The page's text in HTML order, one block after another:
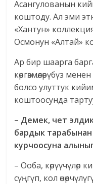
Асангулованын
коштоду. Ал эми
«Хантун»
Осмонун «Алтай»
Ар бир шаарга
көргөзмөлөрүбүз
болсо улуттук
коштоосунда
– Демек, чет
бардык тарабынан
курчоосуна
– Ооба, көрүүчүлөр
сүңгүп, кол